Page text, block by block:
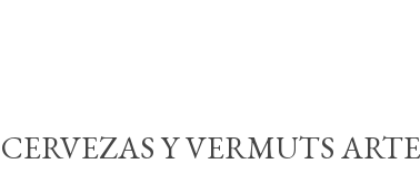
CERVEZAS Y VERMUTS